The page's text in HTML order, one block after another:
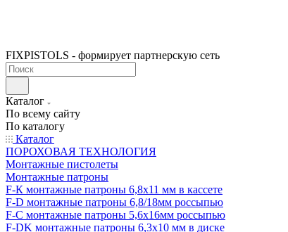
FIXPISTOLS - формирует партнерскую сеть
Каталог
По всему сайту
По каталогу
Каталог
ПОРОХОВАЯ ТЕХНОЛОГИЯ
Монтажные пистолеты
Монтажные патроны
F-К монтажные патроны 6,8х11 мм в кассете
F-D монтажные патроны 6,8/18мм россыпью
F-C монтажные патроны 5,6х16мм россыпью
F-DK монтажные патроны 6,3х10 мм в диске